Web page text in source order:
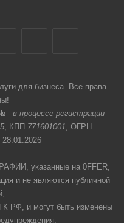
для бизнеса. Все права
- в процессе регистрации
, КПП 771601001, ОГРН
28.01.2026
указанные на 0FFER,
и не являются публичной
РФ, и могут быть изменены